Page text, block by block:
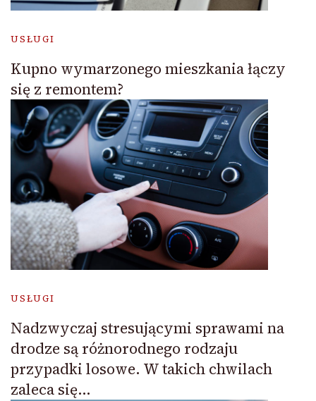
USŁUGI
Kupno wymarzonego mieszkania łączy
się z remontem?
USŁUGI
Nadzwyczaj stresującymi sprawami na
drodze są różnorodnego rodzaju
przypadki losowe. W takich chwilach
zaleca się…